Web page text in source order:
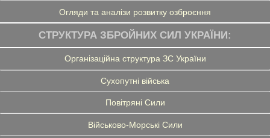
Огляди та аналізи розвитку озброєння
СТРУКТУРА ЗБРОЙНИХ СИЛ УКРАЇНИ:
Організаційна структура ЗС України
Сухопутні війська
Повітряні Сили
Військово-Морські Сили